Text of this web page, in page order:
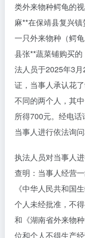
类外来物种鳄龟的
麻**在保靖县复兴
一只外来物种（鳄
县张**蔬菜铺购买
法人员于2025年3
证，当事人承认花
不同的两个人，其
所得700元。经电
当事人进行依法询问
执法人员对当事人
查明：当事人经营
《中华人民共和国
个人未经批准，不
和《湖南省外来物
位和个人不得生产